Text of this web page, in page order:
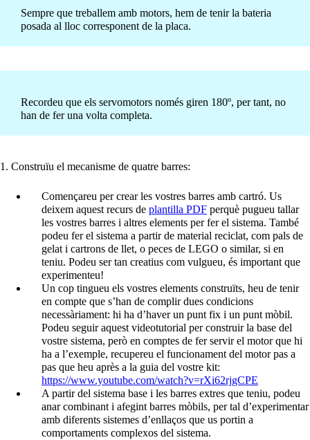
Sempre que treballem amb motors, hem de tenir la bateria
posada al lloc corresponent de la placa.
Recordeu que els servomotors només giren 180º, per tant, no
han de fer una volta completa.
1. Construïu el mecanisme de quatre barres:
Començareu per crear les vostres barres amb cartró. Us
deixem aquest recurs de plantilla PDF perquè pugueu tallar
les vostres barres i altres elements per fer el sistema. També
podeu fer el sistema a partir de material reciclat, com pals de
gelat i cartrons de llet, o peces de LEGO o similar, si en
teniu. Podeu ser tan creatius com vulgueu, és important que
experimenteu!
Un cop tingueu els vostres elements construïts, heu de tenir
en compte que s’han de complir dues condicions
necessàriament: hi ha d’haver un punt fix i un punt mòbil.
Podeu seguir aquest videotutorial per construir la base del
vostre sistema, però en comptes de fer servir el motor que hi
ha a l’exemple, recupereu el funcionament del motor pas a
pas que heu après a la guia del vostre kit:
https://www.youtube.com/watch?v=rXi62rjgCPE
A partir del sistema base i les barres extres que teniu, podeu
anar combinant i afegint barres mòbils, per tal d’experimentar
amb diferents sistemes d’enllaços que us portin a
comportaments complexos del sistema.